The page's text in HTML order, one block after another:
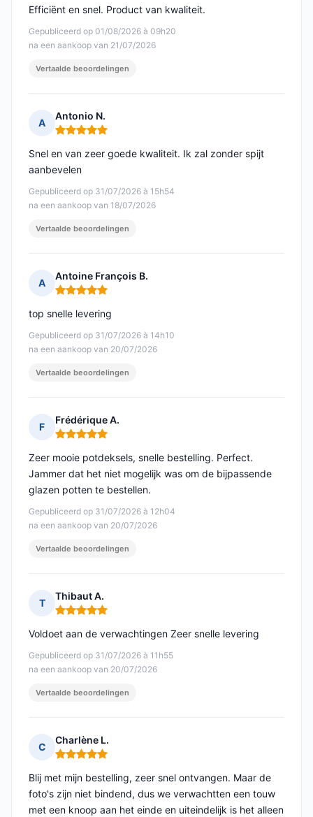
Gepubliceerd op 01/08/2026 à 09h20
na een aankoop van 21/07/2026
Efficiënt en snel. Product van kwaliteit.
Vertaalde beoordelingen
A
Antonio N.
Opmerking: 5 van 5
Gepubliceerd op 31/07/2026 à 15h54
na een aankoop van 18/07/2026
Snel en van zeer goede kwaliteit. Ik zal zonder spijt
aanbevelen
Vertaalde beoordelingen
A
Antoine François B.
Opmerking: 5 van 5
Gepubliceerd op 31/07/2026 à 14h10
na een aankoop van 20/07/2026
top snelle levering
Vertaalde beoordelingen
F
Frédérique A.
Opmerking: 5 van 5
Gepubliceerd op 31/07/2026 à 12h04
na een aankoop van 20/07/2026
Zeer mooie potdeksels, snelle bestelling. Perfect.
Jammer dat het niet mogelijk was om de bijpassende
glazen potten te bestellen.
Vertaalde beoordelingen
T
Thibaut A.
Opmerking: 5 van 5
Gepubliceerd op 31/07/2026 à 11h55
na een aankoop van 20/07/2026
Voldoet aan de verwachtingen Zeer snelle levering
Vertaalde beoordelingen
C
Charlène L.
Opmerking: 5 van 5
Blij met mijn bestelling, zeer snel ontvangen. Maar de
foto's zijn niet bindend, dus we verwachtten een touw
met een knoop aan het einde en uiteindelijk is het alleen